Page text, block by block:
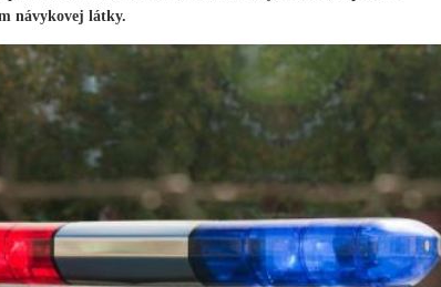
návykovej látky.